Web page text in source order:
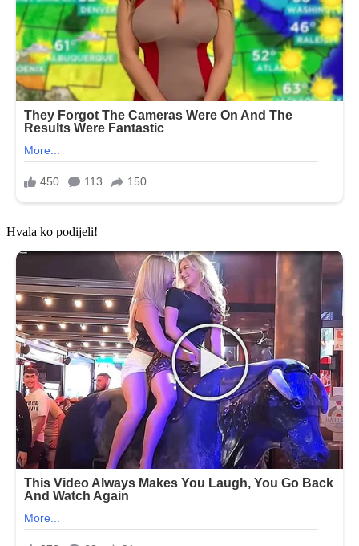
Hvala ko podijeli!